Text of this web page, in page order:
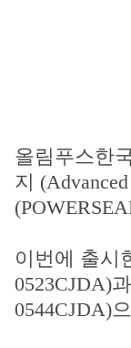
올림푸스한
지
이번에 출시
0523CJDA)
0544CJDA)